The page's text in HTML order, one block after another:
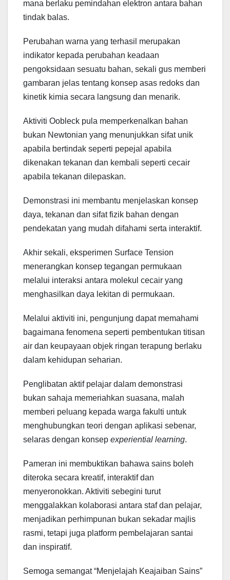
mana berlaku pemindahan elektron antara bahan
tindak balas.
Perubahan warna yang terhasil merupakan
indikator kepada perubahan keadaan
pengoksidaan sesuatu bahan, sekali gus memberi
gambaran jelas tentang konsep asas redoks dan
kinetik kimia secara langsung dan menarik.
Aktiviti Oobleck pula memperkenalkan bahan
bukan Newtonian yang menunjukkan sifat unik
apabila bertindak seperti pepejal apabila
dikenakan tekanan dan kembali seperti cecair
apabila tekanan dilepaskan.
Demonstrasi ini membantu menjelaskan konsep
daya, tekanan dan sifat fizik bahan dengan
pendekatan yang mudah difahami serta interaktif.
Akhir sekali, eksperimen Surface Tension
menerangkan konsep tegangan permukaan
melalui interaksi antara molekul cecair yang
menghasilkan daya lekitan di permukaan.
Melalui aktiviti ini, pengunjung dapat memahami
bagaimana fenomena seperti pembentukan titisan
air dan keupayaan objek ringan terapung berlaku
dalam kehidupan seharian.
Penglibatan aktif pelajar dalam demonstrasi
bukan sahaja memeriahkan suasana, malah
memberi peluang kepada warga fakulti untuk
menghubungkan teori dengan aplikasi sebenar,
selaras dengan konsep experiential learning.
Pameran ini membuktikan bahawa sains boleh
diteroka secara kreatif, interaktif dan
menyeronokkan. Aktiviti sebegini turut
menggalakkan kolaborasi antara staf dan pelajar,
menjadikan perhimpunan bukan sekadar majlis
rasmi, tetapi juga platform pembelajaran santai
dan inspiratif.
Semoga semangat “Menjelajah Keajaiban Sains”